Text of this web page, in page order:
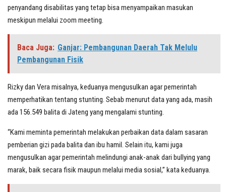
penyandang disabilitas yang tetap bisa menyampaikan masukan
meskipun melalui zoom meeting.
Baca Juga: Ganjar: Pembangunan Daerah Tak Melulu
Pembangunan Fisik
Rizky dan Vera misalnya, keduanya mengusulkan agar pemerintah
memperhatikan tentang stunting. Sebab menurut data yang ada, masih
ada 156.549 balita di Jateng yang mengalami stunting.
“Kami meminta pemerintah melakukan perbaikan data dalam sasaran
pemberian gizi pada balita dan ibu hamil. Selain itu, kami juga
mengusulkan agar pemerintah melindungi anak-anak dari bullying yang
marak, baik secara fisik maupun melalui media sosial,” kata keduanya.